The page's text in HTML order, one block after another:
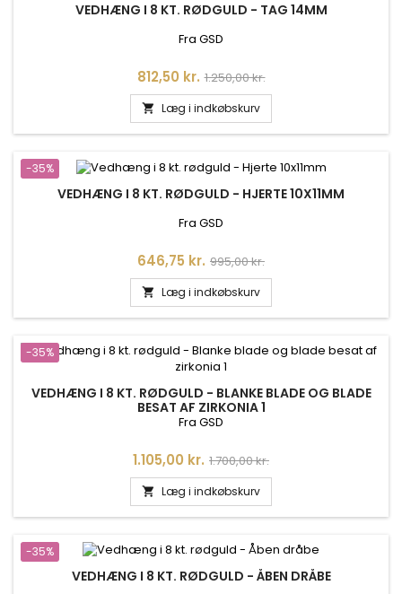
VEDHÆNG I 8 KT. RØDGULD - TAG 14MM
Fra GSD
Pris
812,50 kr. Normalpris
1.250,00 kr.
 Læg i indkøbskurv
-35%
VEDHÆNG I 8 KT. RØDGULD - HJERTE 10X11MM
Fra GSD
Pris
646,75 kr. Normalpris
995,00 kr.
 Læg i indkøbskurv
-35%
VEDHÆNG I 8 KT. RØDGULD - BLANKE BLADE OG BLADE
BESAT AF ZIRKONIA 1
Fra GSD
Pris
1.105,00 kr. Normalpris
1.700,00 kr.
 Læg i indkøbskurv
-35%
VEDHÆNG I 8 KT. RØDGULD - ÅBEN DRÅBE